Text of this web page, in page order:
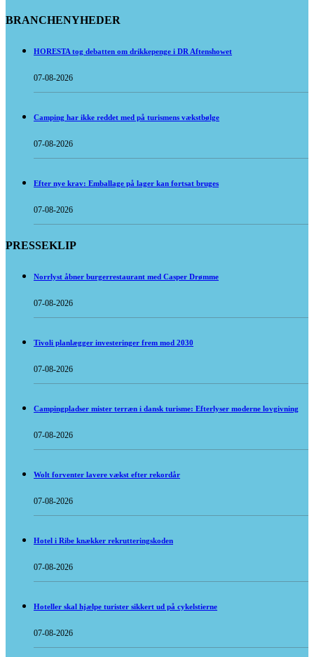
BRANCHENYHEDER
HORESTA tog debatten om drikkepenge i DR Aftenshowet
07-08-2026
Camping har ikke reddet med på turismens vækstbølge
07-08-2026
Efter nye krav: Emballage på lager kan fortsat bruges
07-08-2026
PRESSEKLIP
Norrlyst åbner burgerrestaurant med Casper Drømme
07-08-2026
Tivoli planlægger investeringer frem mod 2030
07-08-2026
Campingpladser mister terræn i dansk turisme: Efterlyser moderne lovgivning
07-08-2026
Wolt forventer lavere vækst efter rekordår
07-08-2026
Hotel i Ribe knækker rekrutteringskoden
07-08-2026
Hoteller skal hjælpe turister sikkert ud på cykelstierne
07-08-2026